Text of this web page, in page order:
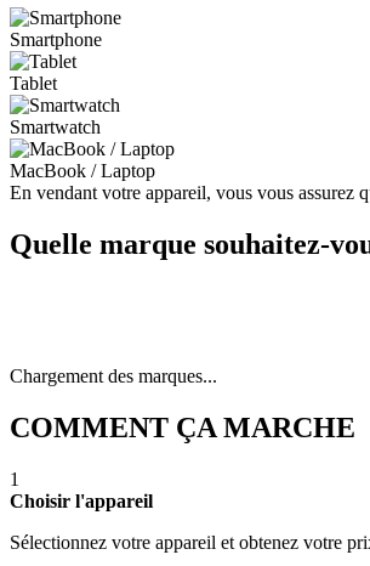
Smartphone
Tablet
Smartwatch
MacBook / Laptop
En vendant votre appareil, vous vous assurez
Quelle marque souhaitez-
Chargement des marques...
COMMENT ÇA MARCHE
1
Choisir l'appareil
Sélectionnez votre appareil et obtenez votre